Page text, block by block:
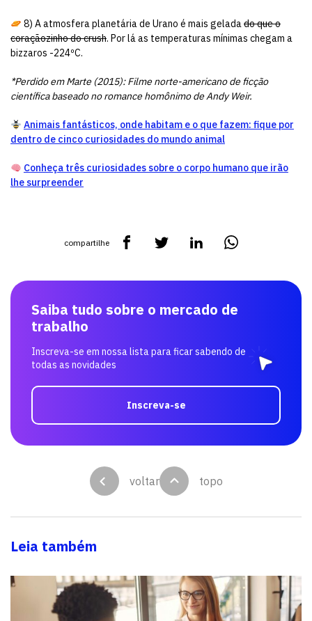
8) A atmosfera planetária de Urano é mais geladado que o
coraçãozinho do crush. Por lá as temperaturas mínimas chegam a
bizzaros -224ºC.
*Perdido em Marte (2015): Filme norte-americano de ficção
científica baseado no romance homônimo de Andy Weir.
Animais fantásticos, onde habitam e o que fazem: fique por
dentro de cinco curiosidades do mundo animal
Conheça três curiosidades sobre o corpo humano que irão
lhe surpreender
compartilhe
Saiba tudo sobre o mercado de
trabalho
Inscreva-se em nossa lista para ficar sabendo de
todas as novidades
Inscreva-se
voltar topo
Leia também